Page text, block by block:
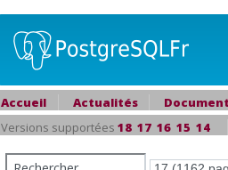
Accueil Actualités
Versions supportées 18 17 16 15 14